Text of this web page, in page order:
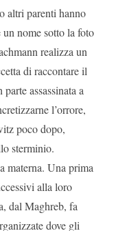
altri parenti hanno
nome sotto la foto
realizza un
di raccontare il
assassinata a
l’orrore,
poco dopo,
sterminio.
materna. Una prima
alla loro
dal Maghreb, fa
dove gli